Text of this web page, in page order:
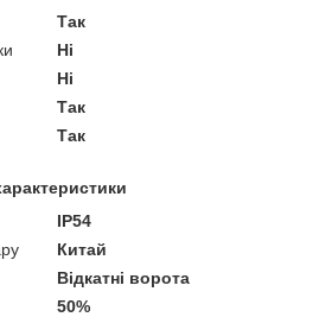
Так
Ні
Ні
Так
Так
IP54
Китай
Відкатні ворота
50%